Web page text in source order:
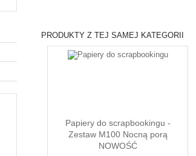
PRODUKTY Z TEJ SAMEJ KATEGORII
Papiery do scrapbookingu -
Zestaw M100 Nocną porą
NOWOŚĆ